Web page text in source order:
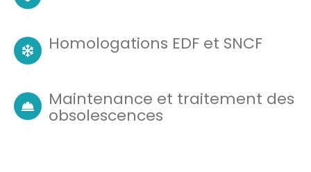
Homologations EDF et SNCF
Maintenance et traitement des
obsolescences